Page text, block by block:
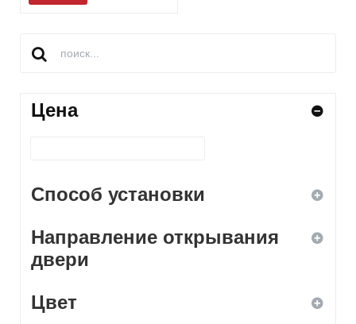
Цена
Способ установки
ввертной
Направление открывания
двери
левое
Цвет